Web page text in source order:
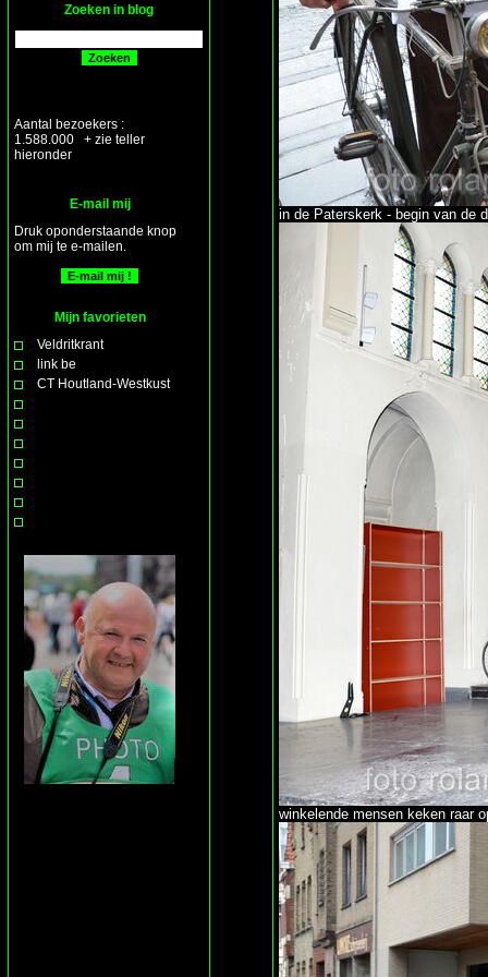
Zoeken in blog
Aantal bezoekers :
1.588.000 + zie teller
hieronder
E-mail mij
Druk oponderstaande knop
om mij te e-mailen.
Mijn favorieten
Veldritkrant
link be
CT Houtland-Westkust
in de Paterskerk - begin van de
winkelende mensen keken raar